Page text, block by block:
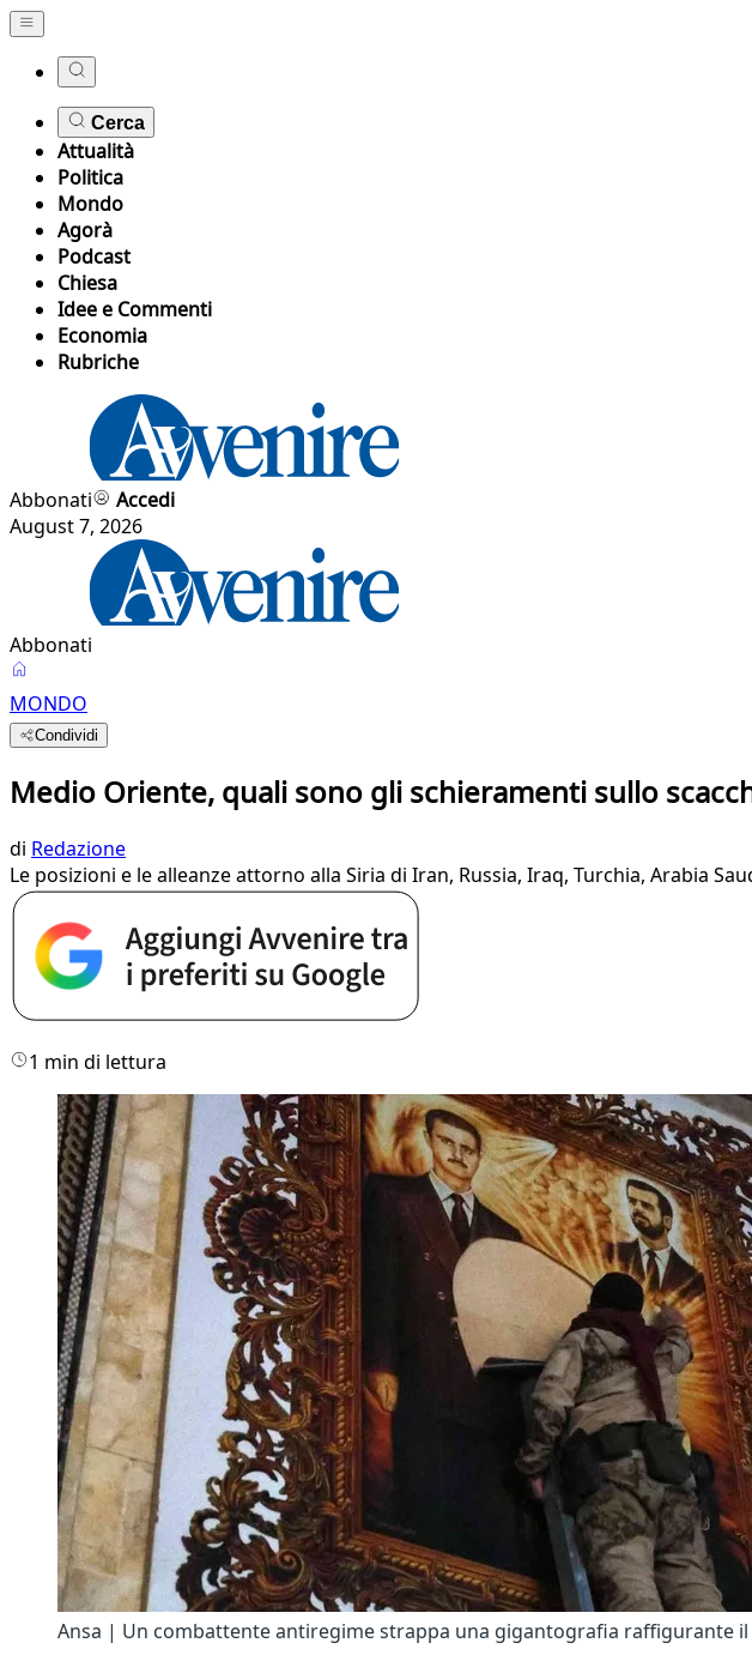
Cerca
Attualità
Politica
Mondo
Agorà
Podcast
Chiesa
Idee e Commenti
Economia
Rubriche
Abbonati
Accedi
August 7, 2026
Abbonati
MONDO
Condividi
Medio Oriente, quali sono gli schieramenti sullo
di Redazione
Le posizioni e le alleanze attorno alla Siria di Iran, Russia, Iraq, Turchia, Arabia
1 min di lettura
Ansa | Un combattente antiregime strappa una gigantografia raffigurante